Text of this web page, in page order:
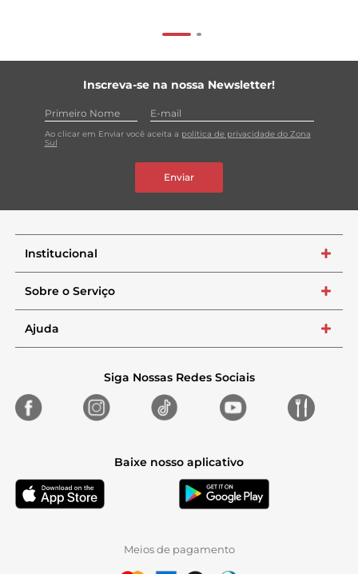
Inscreva-se na nossa Newsletter!
Ao clicar em Enviar você aceita a política de privacidade do Zona
Sul
Enviar
Institucional +
Sobre o Serviço +
Ajuda +
Siga Nossas Redes Sociais
Baixe nosso aplicativo
Meios de pagamento